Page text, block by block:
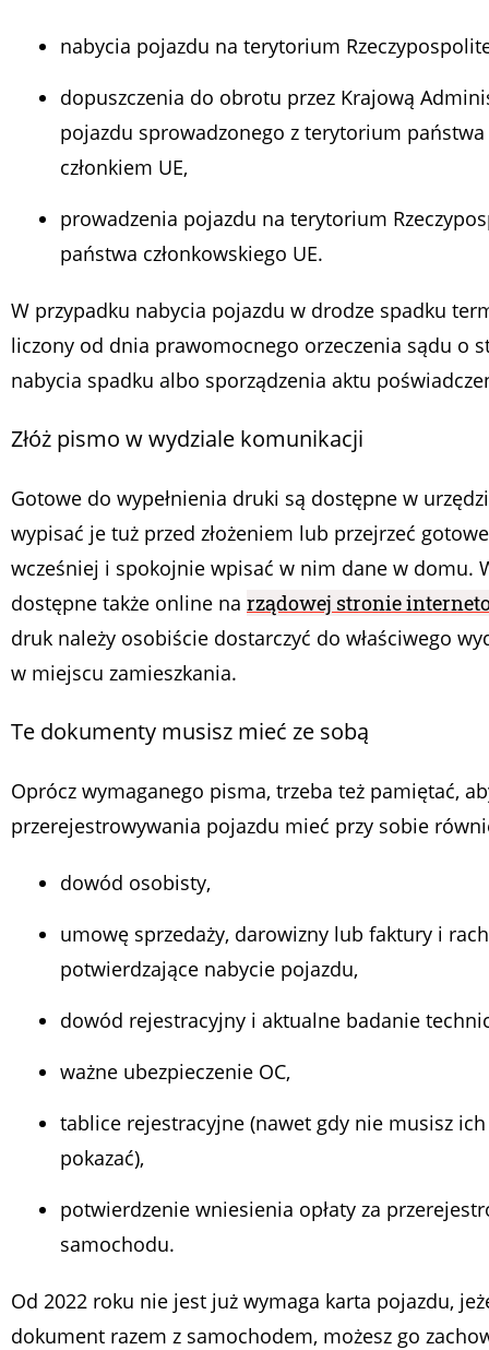
nabycia pojazdu na terytorium
dopuszczenia do obrotu przez Krajową
pojazdu sprowadzonego z terytorium
członkiem UE,
prowadzenia pojazdu na terytorium
państwa członkowskiego UE.
W przypadku nabycia pojazdu w drodze spadku
liczony od dnia prawomocnego orzeczenia sądu o
nabycia spadku albo sporządzenia aktu
Złóż pismo w wydziale komunikacji
Gotowe do wypełnienia druki są dostępne w
wypisać je tuż przed złożeniem lub przejrzeć
wcześniej i spokojnie wpisać w nim dane w domu.
dostępne także online na rządowej stronie
druk należy osobiście dostarczyć do właściwego
w miejscu zamieszkania.
Te dokumenty musisz mieć ze sobą
Oprócz wymaganego pisma, trzeba też pamiętać,
przerejestrowywania pojazdu mieć przy sobie
dowód osobisty,
umowę sprzedaży, darowizny lub faktury i
potwierdzające nabycie pojazdu,
dowód rejestracyjny i aktualne badanie
ważne ubezpieczenie OC,
tablice rejestracyjne (nawet gdy nie musisz
pokazać),
potwierdzenie wniesienia opłaty za
samochodu.
Od 2022 roku nie jest już wymaga karta pojazdu,
dokument razem z samochodem, możesz go